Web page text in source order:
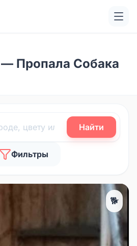
— Пропала Собака
Найти
Фильтры
🐕